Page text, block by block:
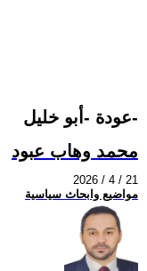
عودة -أبو خليل-
محمد وهاب عبود
2026 / 4 / 21
مواضيع وابحاث سياسية